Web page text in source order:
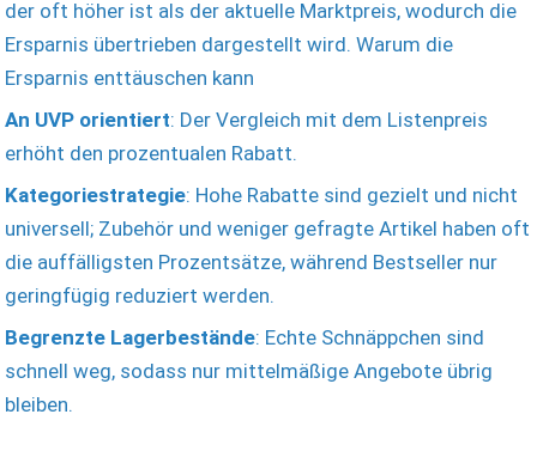
der oft höher ist als der aktuelle Marktpreis, wodurch die
Ersparnis übertrieben dargestellt wird. Warum die
Ersparnis enttäuschen kann
An UVP orientiert: Der Vergleich mit dem Listenpreis
erhöht den prozentualen Rabatt.
Kategoriestrategie: Hohe Rabatte sind gezielt und nicht
universell; Zubehör und weniger gefragte Artikel haben oft
die auffälligsten Prozentsätze, während Bestseller nur
geringfügig reduziert werden.
Begrenzte Lagerbestände: Echte Schnäppchen sind
schnell weg, sodass nur mittelmäßige Angebote übrig
bleiben.